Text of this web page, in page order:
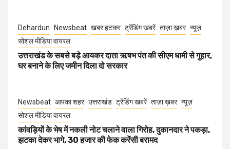
Dehardun Newsbeat खबर हटकर ट्रेंडिंग खबरें ताज़ा ख़बर न्यूज़
सोशल मीडिया वायरल
उत्तराखंड के सबसे बड़े आयकर दाता ऋषभ पंत की सीएम धामी से गुहार,
घर बनाने के लिए जमीन दिला दो सरकार
Newsbeat आपका शहर उत्तराखंड ट्रेंडिंग खबरें ताज़ा ख़बर न्यूज़
सोशल मीडिया वायरल
कांवड़ियों के भेष में नकली नोट चलाने वाला गिरोह, दुकानदार ने पकड़ा,
झटका देकर भागे, 30 हजार की फेक करेंसी बरामद